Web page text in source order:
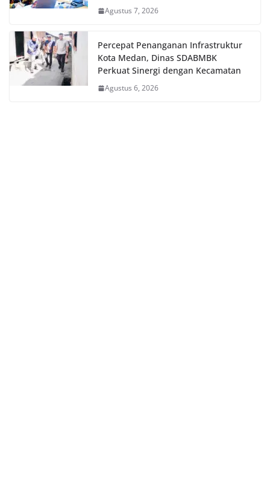
Agustus 7, 2026
Percepat Penanganan Infrastruktur
Kota Medan, Dinas SDABMBK
Perkuat Sinergi dengan Kecamatan
Agustus 6, 2026